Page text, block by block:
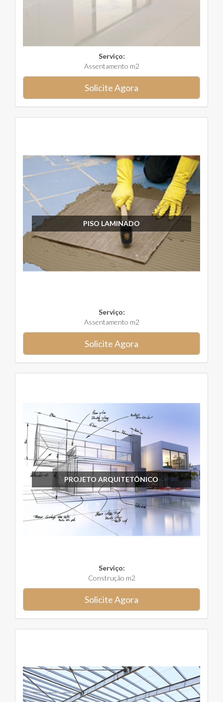
Serviço:
Assentamento m2
Solicite Agora
PISO LAMINADO
Serviço:
Assentamento m2
Solicite Agora
PROJETO ARQUITETÔNICO
Serviço:
Construção m2
Solicite Agora